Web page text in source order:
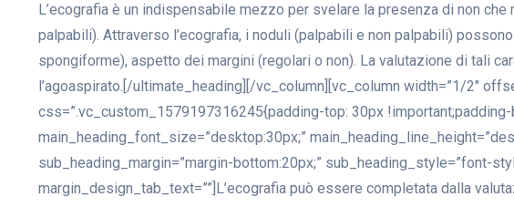
L’ecografia è un indispensabile mezzo per svelare la presenza di non
palpabili). Attraverso l’ecografia, i noduli (palpabili e non palpabili)
spongiforme), aspetto dei margini (regolari o non). La valutazione di tali
l’agoaspirato.[/ultimate_heading][/vc_column][vc_column width=”1/2″
css=”.vc_custom_1579197316245{padding-top: 30px
main_heading_font_size=”desktop:30px;”
sub_heading_margin=”margin-bottom:20px;” sub_heading_style=”font-
margin_design_tab_text=””]L’ecografia può essere completata dalla